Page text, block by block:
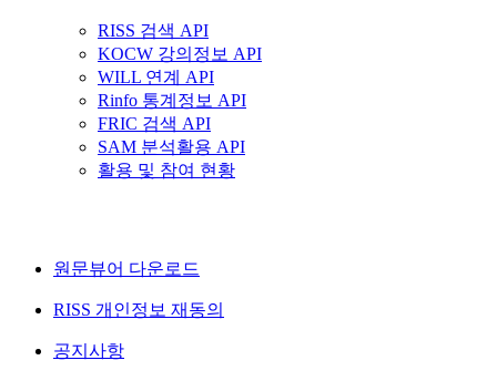
RISS 검색 API
KOCW 강의정보 API
WILL 연계 API
Rinfo 통계정보 API
FRIC 검색 API
SAM 분석활용 API
활용 및 참여 현황
원문뷰어 다운로드
RISS 개인정보 재동의
공지사항